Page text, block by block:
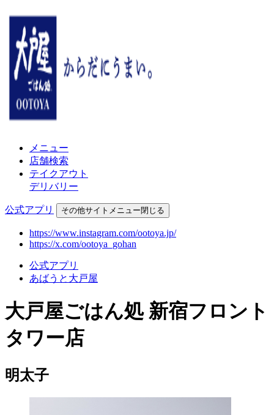
メニュー
店舗検索
テイクアウト
デリバリー
公式アプリ その他サイトメニュー閉じる
https://www.instagram.com/ootoya.jp/
https://x.com/ootoya_gohan
公式アプリ
あばうと大戸屋
大戸屋ごはん処 新宿フロント
タワー店
明太子